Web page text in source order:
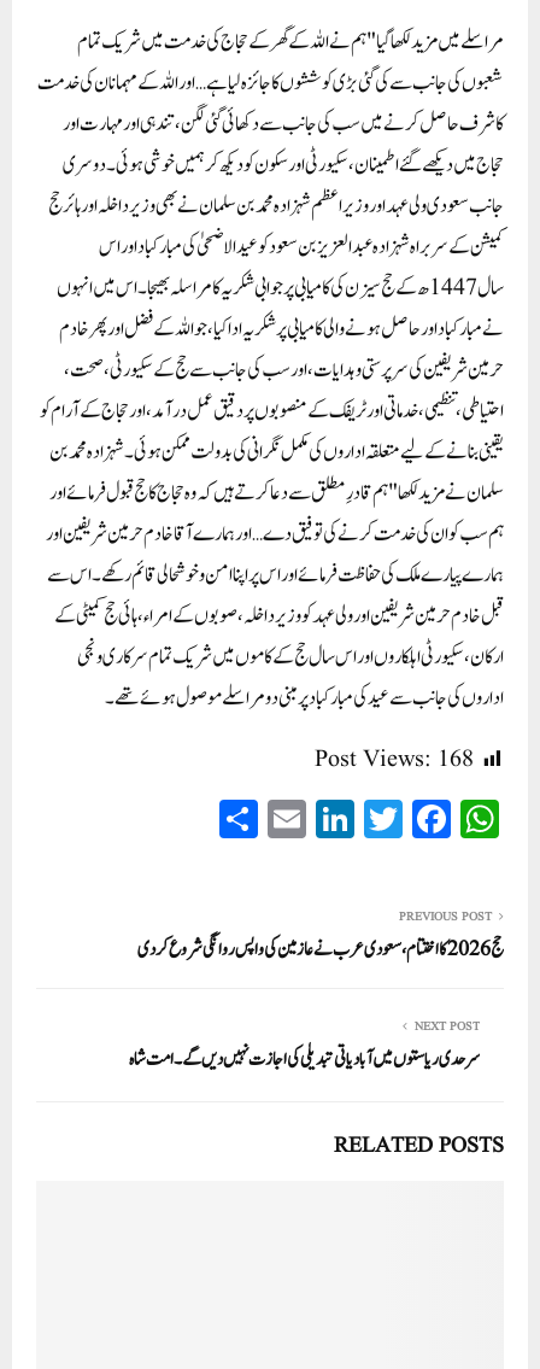
مراسلے میں مزید لکھا گیا "ہم نے اللہ کے گھر کے حجاج کی خدمت میں شریک تمام
شعبوں کی جانب سے کی گئی بڑی کوششوں کا جائزہ لیا ہے… اور اللہ کے مہمانان کی خدمت
کا شرف حاصل کرنے میں سب کی جانب سے دکھائی گئی لگن، تندہی اور مہارت اور
حجاج میں دیکھے گئے اطمینان، سکیورٹی اور سکون کو دیکھ کر ہمیں خوشی ہوئی۔دوسری
جانب سعودی ولی عہد اور وزیر اعظم شہزادہ محمد بن سلمان نے بھی وزیر داخلہ اور ہائر حج
کمیشن کے سربراہ شہزادہ عبدالعزیز بن سعود کو عید الاضحیٰ کی مبارکباد اور اس
سال 1447ھ کے حج سیزن کی کامیابی پر جوابی شکریہ کا مراسلہ بھیجا۔ اس میں انہوں
نے مبارکباد اور حاصل ہونے والی کامیابی پر شکریہ ادا کیا، جو اللہ کے فضل اور پھر خادم
حرمین شریفین کی سرپرستی و ہدایات، اور سب کی جانب سے حج کے سکیورٹی، صحت،
احتیاطی، تنظیمی، خدماتی اور ٹریفک کے منصوبوں پر دقیق عمل درآمد، اور حجاج کے آرام کو
یقینی بنانے کے لیے متعلقہ اداروں کی مکمل نگرانی کی بدولت ممکن ہوئی۔شہزادہ محمد بن
سلمان نے مزید لکھا "ہم قادرِ مطلق سے دعا کرتے ہیں کہ وہ حجاج کا حج قبول فرمائے اور
ہم سب کو ان کی خدمت کرنے کی توفیق دے …اور ہمارے آقا خادم حرمین شریفین اور
ہمارے پیارے ملک کی حفاظت فرمائے اور اس پر اپنا امن و خوشحالی قائم رکھے۔اس سے
قبل خادم حرمین شریفین اور ولی عہد کو وزیر داخلہ، صوبوں کے امراء، ہائی حج کمیٹی کے
ارکان، سکیورٹی اہلکاروں اور اس سال حج کے کاموں میں شریک تمام سرکاری و نجی
اداروں کی جانب سے عید کی مبارکباد پر مبنی دو مراسلے موصول ہوئے تھے۔
Post Views: 168
W
ha
A
pp
Fa
ce
ok
T
wi
r
Li
nk
In
E
m
PREVIOUS POST
حج 2026 کا اختتام، سعودی عرب نے عازمین کی واپس روانگی شروع کر دی
NEXT POST
سرحدی ریاستوں میں آبادیاتی تبدیلی کی اجازت نہیں دیں گے۔ امت شاہ
RELATED POSTS